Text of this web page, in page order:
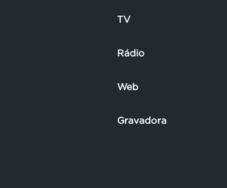
TV
Rádio
Web
Gravadora